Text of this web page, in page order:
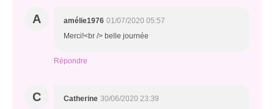
A amélie1976 01/07/2020 05:57
Merci!<br /> belle journée
Répondre
C Catherine 30/06/2020 23:39